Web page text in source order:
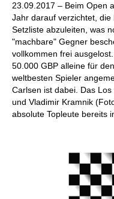
23.09.2017 – Beim Open
Jahr darauf verzichtet,
Setzliste abzuleiten, was
"machbare" Gegner
vollkommen frei
50.000 GBP alleine für
weltbesten Spieler
Carlsen ist dabei. Das
und Vladimir Kramnik
absolute Topleute bereits